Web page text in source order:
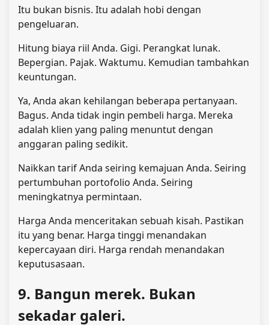
Itu bukan bisnis. Itu adalah hobi dengan
pengeluaran.
Hitung biaya riil Anda. Gigi. Perangkat lunak.
Bepergian. Pajak. Waktumu. Kemudian tambahkan
keuntungan.
Ya, Anda akan kehilangan beberapa pertanyaan.
Bagus. Anda tidak ingin pembeli harga. Mereka
adalah klien yang paling menuntut dengan
anggaran paling sedikit.
Naikkan tarif Anda seiring kemajuan Anda. Seiring
pertumbuhan portofolio Anda. Seiring
meningkatnya permintaan.
Harga Anda menceritakan sebuah kisah. Pastikan
itu yang benar. Harga tinggi menandakan
kepercayaan diri. Harga rendah menandakan
keputusasaan.
9. Bangun merek. Bukan
sekadar galeri.